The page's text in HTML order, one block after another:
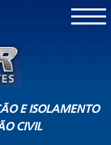
E ISOLAMENTO
CIVIL